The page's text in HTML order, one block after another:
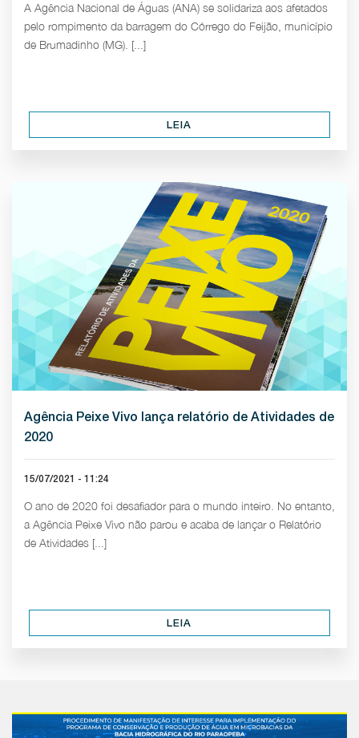
A Agência Nacional de Águas (ANA) se solidariza aos afetados
pelo rompimento da barragem do Córrego do Feijão, município
de Brumadinho (MG). [...]
LEIA
Agência Peixe Vivo lança relatório de Atividades de
2020
15/07/2021 - 11:24
O ano de 2020 foi desafiador para o mundo inteiro. No entanto,
a Agência Peixe Vivo não parou e acaba de lançar o Relatório
de Atividades [...]
LEIA